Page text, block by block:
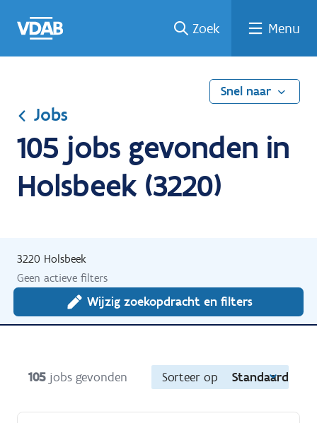
naar
een
een
job
naar
Zoek Menu
Snel naar
Jobs
105 jobs gevonden in
Holsbeek (3220)
3220 Holsbeek
Geen actieve filters
Wijzig zoekopdracht en filters
105 jobs gevonden Sorteer op Standaard